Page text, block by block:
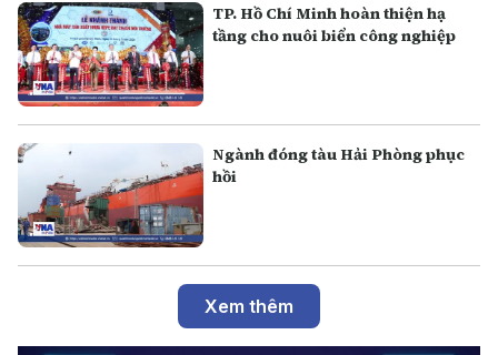
TP. Hồ Chí Minh hoàn thiện hạ
tầng cho nuôi biển công nghiệp
Ngành đóng tàu Hải Phòng phục
hồi
Xem thêm